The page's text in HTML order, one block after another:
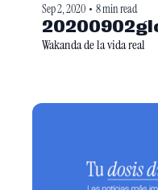
Sep 2, 2020 • 8 min read
Wakanda de la vida real